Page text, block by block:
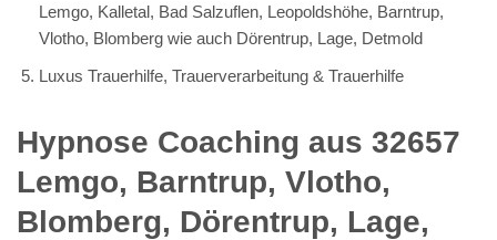
Lemgo, Kalletal, Bad Salzuflen, Leopoldshöhe, Barntrup,
Vlotho, Blomberg wie auch Dörentrup, Lage, Detmold
Luxus Trauerhilfe, Trauerverarbeitung & Trauerhilfe
Hypnose Coaching aus 32657
Lemgo, Barntrup, Vlotho,
Blomberg, Dörentrup, Lage,